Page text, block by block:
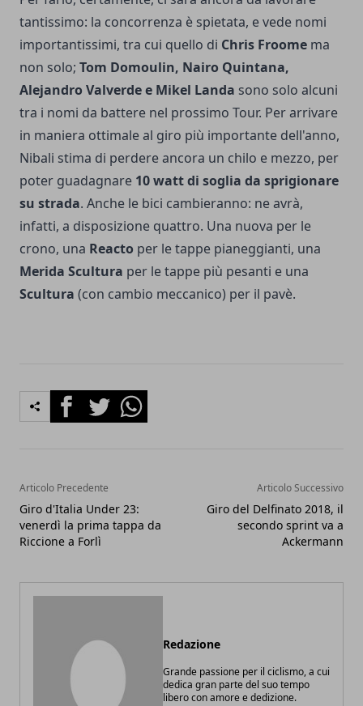
tantissimo: la concorrenza è spietata, e vede nomi
importantissimi, tra cui quello di Chris Froome ma
non solo; Tom Domoulin, Nairo Quintana,
Alejandro Valverde e Mikel Landa sono solo alcuni
tra i nomi da battere nel prossimo Tour. Per arrivare
in maniera ottimale al giro più importante dell'anno,
Nibali stima di perdere ancora un chilo e mezzo, per
poter guadagnare 10 watt di soglia da sprigionare
su strada. Anche le bici cambieranno: ne avrà,
infatti, a disposizione quattro. Una nuova per le
crono, una Reacto per le tappe pianeggianti, una
Merida Scultura per le tappe più pesanti e una
Scultura (con cambio meccanico) per il pavè.
FacebookTwitterWhatsapp
Articolo Precedente
Giro d'Italia Under 23:
venerdì la prima tappa da
Riccione a Forlì
Articolo Successivo
Giro del Delfinato 2018, il
secondo sprint va a
Ackermann
Redazione
Grande passione per il ciclismo, a cui
dedica gran parte del suo tempo
libero con amore e dedizione.